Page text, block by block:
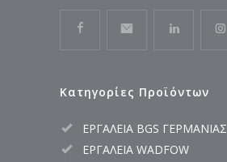
Κατηγορίες Προϊόντων
ΕΡΓΑΛΕΙΑ BGS ΓΕΡΜΑΝΙΑΣ
ΕΡΓΑΛΕΙΑ WADFOW